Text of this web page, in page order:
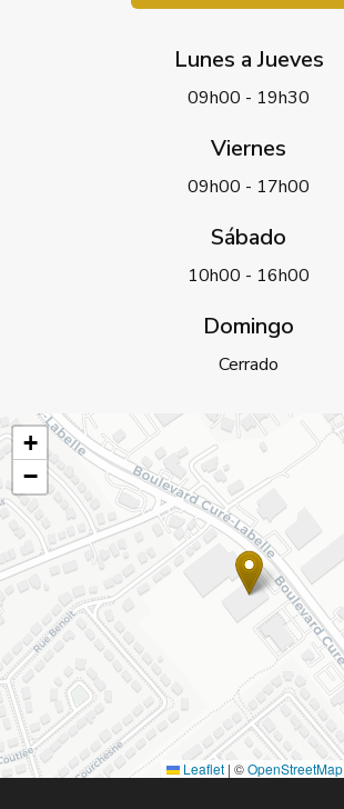
Lunes a Jueves
09h00 - 19h30
Viernes
09h00 - 17h00
Sábado
10h00 - 16h00
Domingo
Cerrado
+
−
Leaflet | ©OpenStreetMap